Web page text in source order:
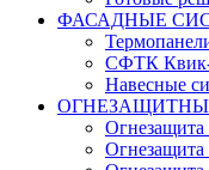
ФАСАДНЫЕ
СФТК Квик-
Навесные
Огнезащита
Огнезащита